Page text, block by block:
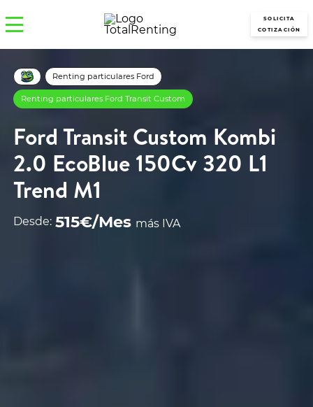
SOLICITA
COTIZACIÓN
Renting particulares Ford
Renting particulares Ford Transit Custom
Ford Transit Custom Kombi
2.0 EcoBlue 150Cv 320 L1
Trend M1
Desde: 515€/Mes más IVA